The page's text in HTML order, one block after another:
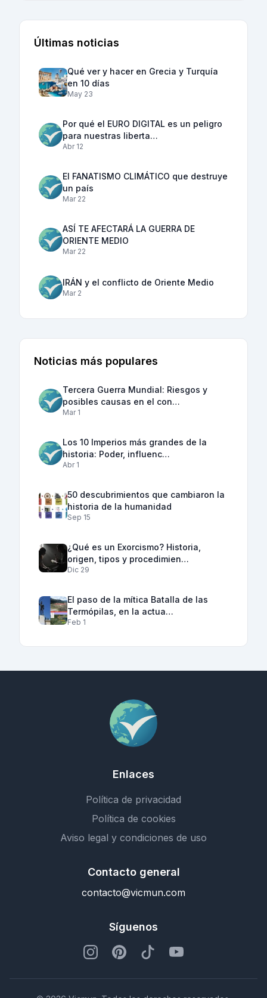
Últimas noticias
Qué ver y hacer en Grecia y Turquía
en 10 días
May 23
Por qué el EURO DIGITAL es un peligro
para nuestras liberta…
Abr 12
El FANATISMO CLIMÁTICO que destruye
un país
Mar 22
ASÍ TE AFECTARÁ LA GUERRA DE
ORIENTE MEDIO
Mar 22
IRÁN y el conflicto de Oriente Medio
Mar 2
Noticias más populares
Tercera Guerra Mundial: Riesgos y
posibles causas en el con…
Mar 1
Los 10 Imperios más grandes de la
historia: Poder, influenc…
Abr 1
50 descubrimientos que cambiaron la
historia de la humanidad
Sep 15
¿Qué es un Exorcismo? Historia,
origen, tipos y procedimien…
Dic 29
El paso de la mítica Batalla de las
Termópilas, en la actua…
Feb 1
Enlaces
Política de privacidad
Política de cookies
Aviso legal y condiciones de uso
Contacto general
contacto@vicmun.com
Síguenos